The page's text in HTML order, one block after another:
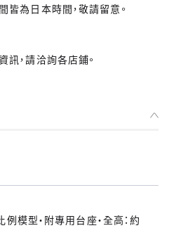
為日本時間，敬請留意。
，請洽詢各店鋪。
模型・附專用台座・全高：約